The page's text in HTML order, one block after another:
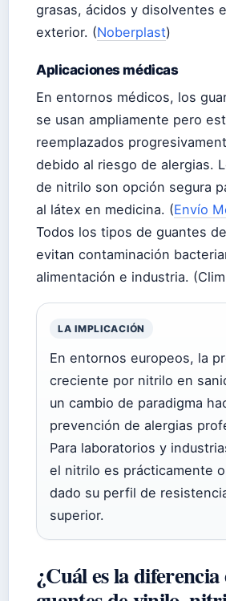
grasas, ácidos y disolventes
exterior. (Noberplast)
Aplicaciones médicas
En entornos médicos, los
se usan ampliamente pero
reemplazados
debido al riesgo de alergias.
de nitrilo son opción segura
al látex en medicina. (Envío
Todos los tipos de guantes
evitan contaminación
alimentación e industria.
LA IMPLICACIÓN
En entornos europeos, la
creciente por nitrilo en
un cambio de paradigma
prevención de alergias
Para laboratorios y
el nitrilo es prácticamente
dado su perfil de
superior.
¿Cuál es la